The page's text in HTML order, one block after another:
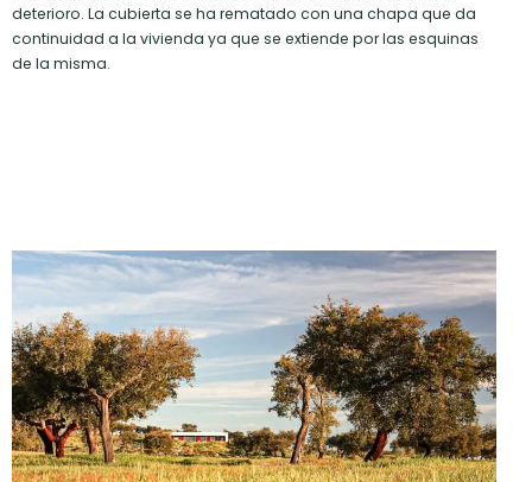
deterioro. La cubierta se ha rematado con una chapa que da
continuidad a la vivienda ya que se extiende por las esquinas
de la misma.